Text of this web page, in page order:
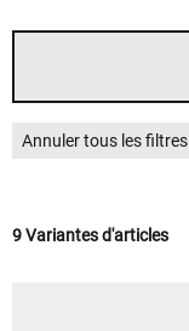
Annuler tous les filtres
9 Variantes d'articles